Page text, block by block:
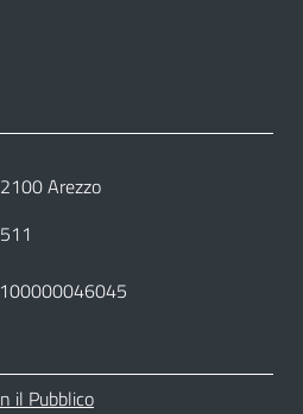
Arezzo
il Pubblico